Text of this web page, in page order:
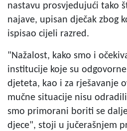
nastavu prosvjedujući tako
najave, upisan dječak zbog
ispisao cijeli razred.
"Nažalost, kako smo i
institucije koje su
djeteta, kao i za rješavanje
mučne situacije nisu
smo primorani boriti se
djece", stoji u jučerašnjem